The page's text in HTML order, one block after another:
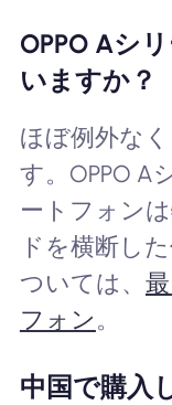
OPPO Aシ
いますか？
ほぼ例外な
す。OPPO A
ートフォン
ドを横断し
ついては、
フォン 。
中国で購入